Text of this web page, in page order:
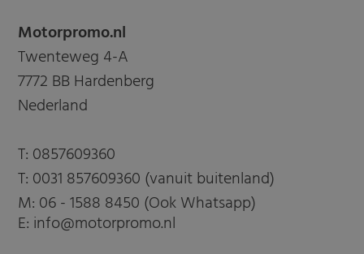
Motorpromo.nl
Twenteweg 4-A
7772 BB Hardenberg
Nederland
T: 0857609360
T: 0031 857609360 (vanuit buitenland)
M: 06 - 1588 8450 (Ook Whatsapp)
E: info@motorpromo.nl